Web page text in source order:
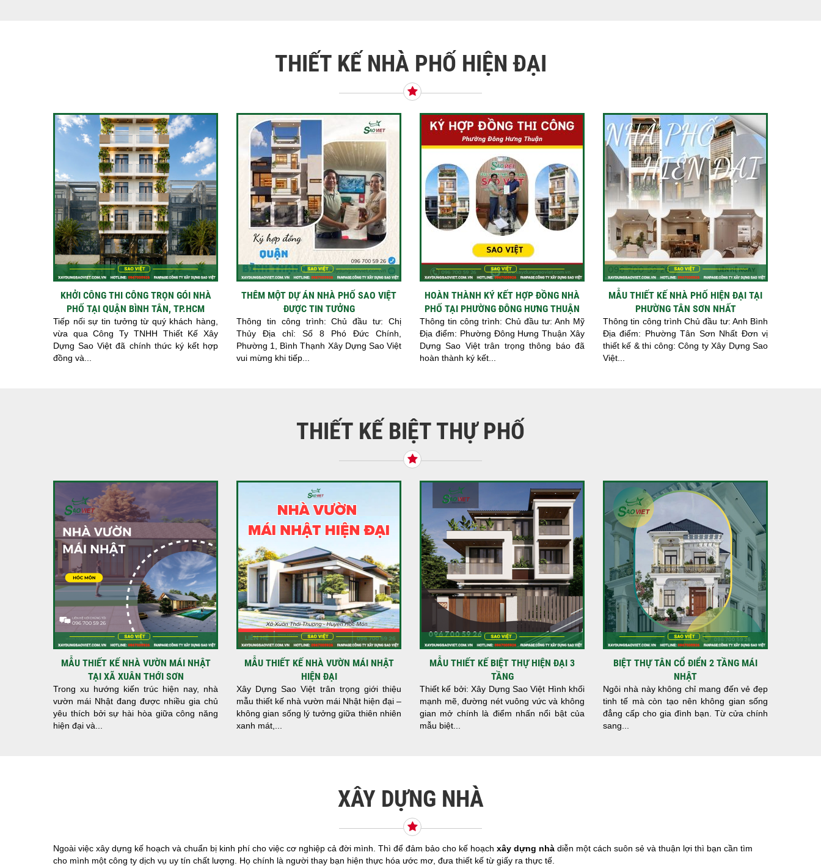
THIẾT KẾ NHÀ PHỐ HIỆN ĐẠI
KHỞI CÔNG THI CÔNG TRỌN GÓI NHÀ
PHỐ TẠI QUẬN BÌNH TÂN, TP.HCM
Tiếp nối sự tin tưởng từ quý khách hàng,
vừa qua Công Ty TNHH Thiết Kế Xây
Dựng Sao Việt đã chính thức ký kết hợp
đồng và...
THÊM MỘT DỰ ÁN NHÀ PHỐ SAO VIỆT
ĐƯỢC TIN TƯỞNG
Thông tin công trình: Chủ đầu tư: Chị
Thủy Địa chỉ: Số 8 Phó Đức Chính,
Phường 1, Bình Thạnh Xây Dựng Sao Việt
vui mừng khi tiếp...
HOÀN THÀNH KÝ KẾT HỢP ĐỒNG NHÀ
PHỐ TẠI PHƯỜNG ĐÔNG HƯNG THUẬN
Thông tin công trình: Chủ đầu tư: Anh Mỹ
Địa điểm: Phường Đông Hưng Thuận Xây
Dựng Sao Việt trân trọng thông báo đã
hoàn thành ký kết...
MẪU THIẾT KẾ NHÀ PHỐ HIỆN ĐẠI TẠI
PHƯỜNG TÂN SƠN NHẤT
Thông tin công trình Chủ đầu tư: Anh Bình
Địa điểm: Phường Tân Sơn Nhất Đơn vị
thiết kế & thi công: Công ty Xây Dựng Sao
Việt...
THIẾT KẾ BIỆT THỰ PHỐ
MẪU THIẾT KẾ NHÀ VƯỜN MÁI NHẬT
TẠI XÃ XUÂN THỚI SƠN
Trong xu hướng kiến trúc hiện nay, nhà
vườn mái Nhật đang được nhiều gia chủ
yêu thích bởi sự hài hòa giữa công năng
hiện đại và...
MẪU THIẾT KẾ NHÀ VƯỜN MÁI NHẬT
HIỆN ĐẠI
Xây Dựng Sao Việt trân trọng giới thiệu
mẫu thiết kế nhà vườn mái Nhật hiện đại –
không gian sống lý tưởng giữa thiên nhiên
xanh mát,...
MẪU THIẾT KẾ BIỆT THỰ HIỆN ĐẠI 3
TẦNG
Thiết kế bởi: Xây Dựng Sao Việt Hình khối
mạnh mẽ, đường nét vuông vức và không
gian mở chính là điểm nhấn nổi bật của
mẫu biệt...
BIỆT THỰ TÂN CỔ ĐIỂN 2 TẦNG MÁI
NHẬT
Ngôi nhà này không chỉ mang đến vẻ đẹp
tinh tế mà còn tạo nên không gian sống
đẳng cấp cho gia đình bạn. Từ cửa chính
sang...
XÂY DỰNG NHÀ
Ngoài việc xây dựng kế hoạch và chuẩn bị kinh phí cho việc cơ nghiệp cả đời mình. Thì để đảm bảo cho kế hoạch xây dựng nhà diễn một cách suôn sẻ và thuận lợi thì bạn cần tìm
cho mình một công ty dịch vụ uy tín chất lượng. Họ chính là người thay bạn hiện thực hóa ước mơ, đưa thiết kế từ giấy ra thực tế.